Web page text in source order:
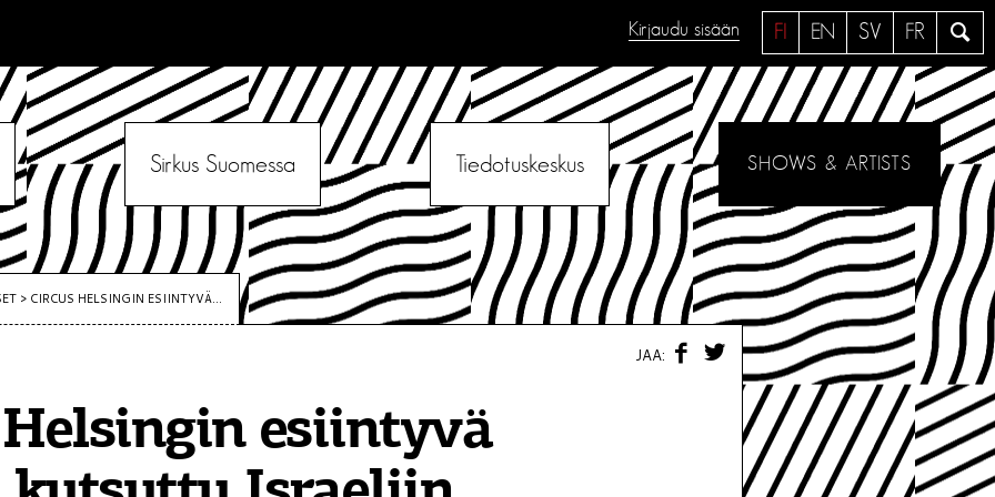
a
e
FI EN SV FR
Kirjaudu sisään
Sirkus Suomessa Tiedotuskeskus SHOWS & ARTISTS
> CIRCUS HELSINGIN ESIINTYVÄ...
Helsingin esiintyvä
JAA:
F
W